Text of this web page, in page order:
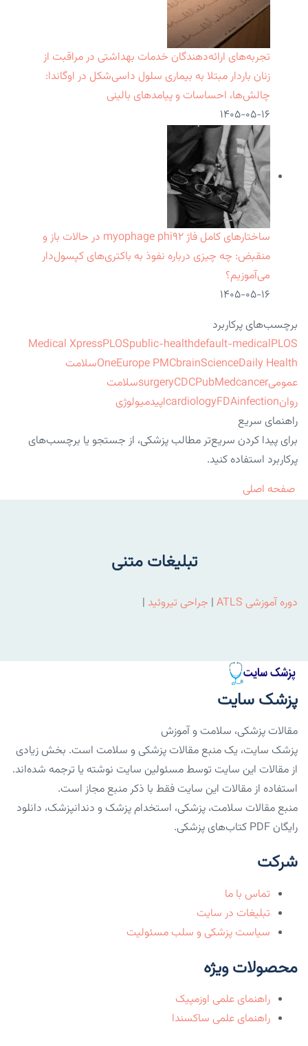
تجربه‌های ارائه‌دهندگان خدمات بهداشتی در مراقبت از
زنان باردار مبتلا به بیماری سلول داسی‌شکل در اوگاندا:
چالش‌ها، احساسات و پیامدهای بالینی
۱۴۰۵-۰۵-۱۶
ساختارهای کامل فاژ myophage phi۹۲ در حالات باز و
منقبض: چه چیزی درباره نفوذ به باکتری‌های کپسول‌دار
می‌آموزیم؟
۱۴۰۵-۰۵-۱۶
برچسب‌های پرکاربرد
Medical XpressPLOSpublic-healthdefault-medicalPLOS
OneEurope PMCbrainScienceDaily Health
سلامت
عمومی
surgeryCDCPubMedcancer
سلامت
روان
cardiologyFDAinfection
اپیدمیولوژی
راهنمای سریع
برای پیدا کردن سریع‌تر مطالب پزشکی، از جستجو یا برچسب‌های
پرکاربرد استفاده کنید.
صفحه اصلی
تبلیغات متنی
دوره آموزشی ATLS | جراحی تیروئید |
پزشک سایت
مقالات پزشکی، سلامت و آموزش
پزشک سایت، یک منبع مقالات پزشکی و سلامت است. بخش زیادی
از مقالات این سایت توسط مسئولین سایت نوشته یا ترجمه شده‌اند.
استفاده از مقالات این سایت فقط با ذکر منبع مجاز است.
منبع مقالات سلامت، پزشکی، استخدام پزشک و دندانپزشک، دانلود
رایگان PDF کتاب‌های پزشکی.
شرکت
تماس با ما
تبلیغات در سایت
سیاست پزشکی و سلب مسئولیت
محصولات ویژه
راهنمای علمی اوزمپیک
راهنمای علمی ساکسندا